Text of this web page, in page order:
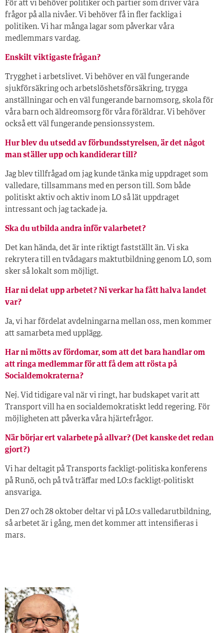
För att vi behöver politiker och partier som driver våra
frågor på alla nivåer. Vi behöver få in fler fackliga i
politiken. Vi har många lagar som påverkar våra
medlemmars vardag.
Enskilt viktigaste frågan?
Trygghet i arbetslivet. Vi behöver en väl fungerande
sjukförsäkring och arbetslöshetsförsäkring, trygga
anställningar och en väl fungerande barnomsorg, skola för
våra barn och äldreomsorg för våra föräldrar. Vi behöver
också ett väl fungerande pensionssystem.
Hur blev du utsedd av förbundsstyrelsen, är det något
man ställer upp och kandiderar till?
Jag blev tillfrågad om jag kunde tänka mig uppdraget som
valledare, tillsammans med en person till. Som både
politiskt aktiv och aktiv inom LO så lät uppdraget
intressant och jag tackade ja.
Ska du utbilda andra inför valarbetet?
Det kan hända, det är inte riktigt fastställt än. Vi ska
rekrytera till en tvådagars maktutbildning genom LO, som
sker så lokalt som möjligt.
Har ni delat upp arbetet? Ni verkar ha fått halva landet
var?
Ja, vi har fördelat avdelningarna mellan oss, men kommer
att samarbeta med upplägg.
Har ni mötts av fördomar, som att det bara handlar om
att ringa medlemmar för att få dem att rösta på
Socialdemokraterna?
Nej. Vid tidigare val när vi ringt, har budskapet varit att
Transport vill ha en socialdemokratiskt ledd regering. För
möjligheten att påverka våra hjärtefrågor.
När börjar ert valarbete på allvar? (Det kanske det redan
gjort?)
Vi har deltagit på Transports fackligt-politiska konferens
på Runö, och på två träffar med LO:s fackligt-politiskt
ansvariga.
Den 27 och 28 oktober deltar vi på LO:s valledarutbildning,
så arbetet är i gång, men det kommer att intensifieras i
mars.